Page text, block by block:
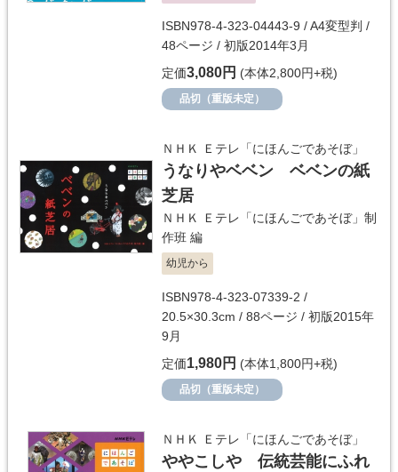
ISBN978-4-323-04443-9 / A4変型判 /
48ページ / 初版2014年3月
定価3,080円 (本体2,800円+税)
品切（重版未定）
ＮＨＫ Ｅテレ「にほんごであそぼ」
うなりやベベン ベベンの紙
芝居
ＮＨＫ Ｅテレ「にほんごであそぼ」制
作班 編
幼児から
ISBN978-4-323-07339-2 /
20.5×30.3cm / 88ページ / 初版2015年
9月
定価1,980円 (本体1,800円+税)
品切（重版未定）
ＮＨＫ Ｅテレ「にほんごであそぼ」
ややこしや 伝統芸能にふれ